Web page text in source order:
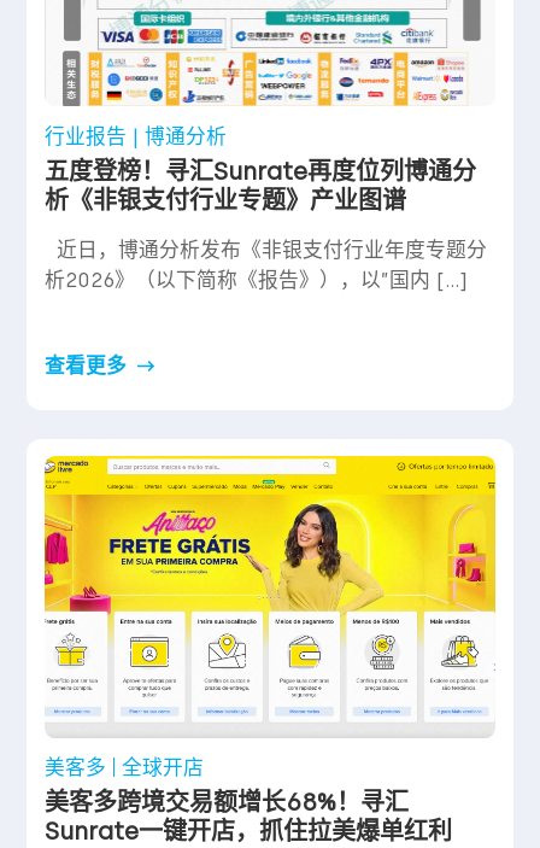
行业报告 | 博通分析
五度登榜！寻汇Sunrate再度位列博通分
析《非银支付行业专题》产业图谱
近日，博通分析发布《非银支付行业年度专题分
析2026》（以下简称《报告》），以”国内 […]
查看更多
美客多 全球开店
美客多跨境交易额增长68%！寻汇
Sunrate一键开店，抓住拉美爆单红利